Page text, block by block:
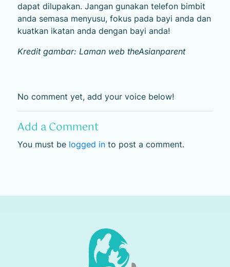
dapat dilupakan. Jangan gunakan telefon bimbit
anda semasa menyusu, fokus pada bayi anda dan
kuatkan ikatan anda dengan bayi anda!
Kredit gambar: Laman web theAsianparent
No comment yet, add your voice below!
Add a Comment
You must be logged into post a comment.